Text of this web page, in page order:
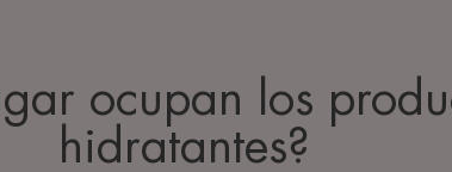
ocupan los
hidratantes?